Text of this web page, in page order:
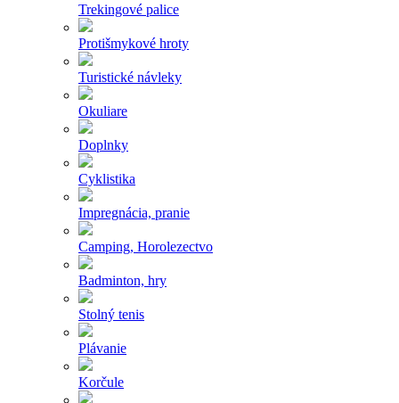
Trekingové palice
Protišmykové hroty
Turistické návleky
Okuliare
Doplnky
Cyklistika
Impregnácia, pranie
Camping, Horolezectvo
Badminton, hry
Stolný tenis
Plávanie
Korčule